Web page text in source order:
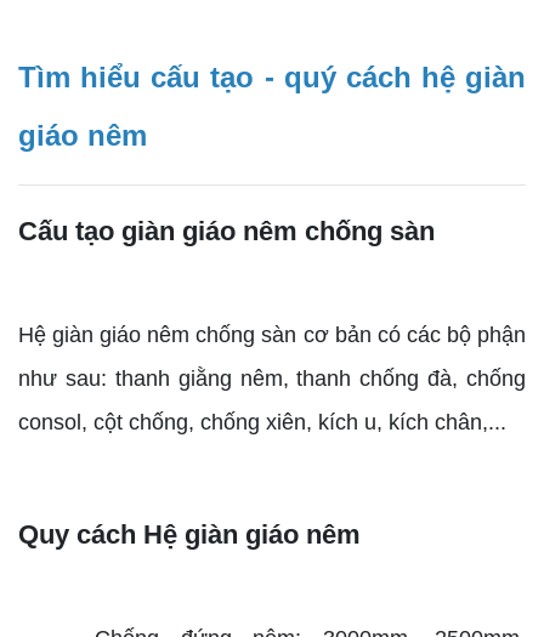
Tìm hiểu cấu tạo - quý cách hệ giàn
giáo nêm
Cấu tạo giàn giáo nêm chống sàn
Hệ giàn giáo nêm chống sàn cơ bản có các bộ phận
như sau: thanh giằng nêm, thanh chống đà, chống
consol, cột chống, chống xiên, kích u, kích chân,...
Quy cách Hệ giàn giáo nêm